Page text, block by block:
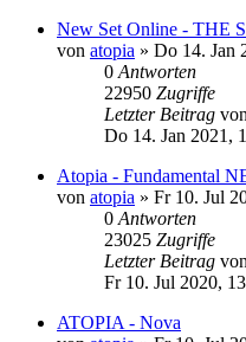
New Set Online - THE
von atopia » Do 14. Jan
0 Antworten
22950 Zugriffe
Letzter Beitrag von
Do 14. Jan 2021,
Atopia - Fundamental
von atopia » Fr 10. Jul
0 Antworten
23025 Zugriffe
Letzter Beitrag von
Fr 10. Jul 2020,
ATOPIA - Nova